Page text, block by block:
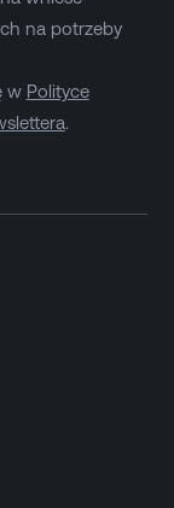
na potrzeby
w Polityce
.